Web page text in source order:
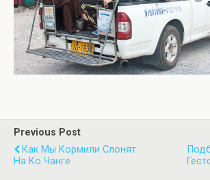
Previous Post
Как Мы Кормили Слонят
На Ко Чанге